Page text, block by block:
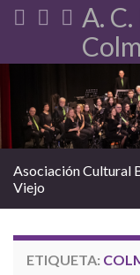
A.
Asociación Cultural
Viejo
ETIQUETA: